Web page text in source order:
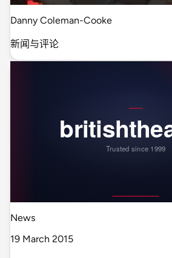
Danny Coleman-Cooke
新闻与评论
News
19 March 2015